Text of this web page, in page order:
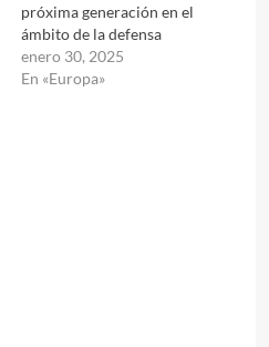
próxima generación en el
ámbito de la defensa
enero 30, 2025
En «Europa»